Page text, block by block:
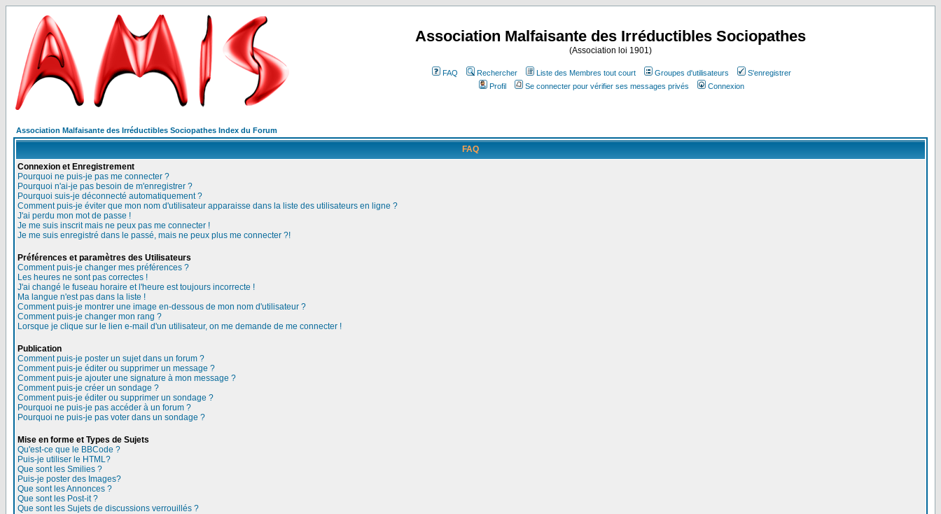
Association Malfaisante des Irréductibles Sociopathes
(Association loi 1901)
FAQ Rechercher Liste des Membres tout court Groupes d'utilisateurs
S'enregistrer
Profil
Se connecter pour vérifier ses messages privés Connexion
Association Malfaisante des Irréductibles Sociopathes Index du Forum
FAQ
Connexion et Enregistrement
Pourquoi ne puis-je pas me connecter ?
Pourquoi n'ai-je pas besoin de m'enregistrer ?
Pourquoi suis-je déconnecté automatiquement ?
Comment puis-je éviter que mon nom d'utilisateur apparaisse dans la liste des utilisateurs en ligne ?
J'ai perdu mon mot de passe !
Je me suis inscrit mais ne peux pas me connecter !
Je me suis enregistré dans le passé, mais ne peux plus me connecter ?!
Préférences et paramètres des Utilisateurs
Comment puis-je changer mes préférences ?
Les heures ne sont pas correctes !
J'ai changé le fuseau horaire et l'heure est toujours incorrecte !
Ma langue n'est pas dans la liste !
Comment puis-je montrer une image en-dessous de mon nom d'utilisateur ?
Comment puis-je changer mon rang ?
Lorsque je clique sur le lien e-mail d'un utilisateur, on me demande de me connecter !
Publication
Comment puis-je poster un sujet dans un forum ?
Comment puis-je éditer ou supprimer un message ?
Comment puis-je ajouter une signature à mon message ?
Comment puis-je créer un sondage ?
Comment puis-je éditer ou supprimer un sondage ?
Pourquoi ne puis-je pas accéder à un forum ?
Pourquoi ne puis-je pas voter dans un sondage ?
Mise en forme et Types de Sujets
Qu'est-ce que le BBCode ?
Puis-je utiliser le HTML?
Que sont les Smilies ?
Puis-je poster des Images?
Que sont les Annonces ?
Que sont les Post-it ?
Que sont les Sujets de discussions verrouillés ?